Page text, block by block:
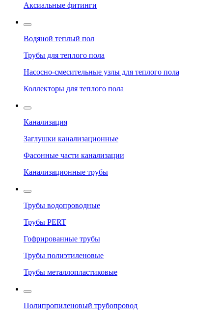
Аксиальные фитинги
Водяной теплый пол
Трубы для теплого пола
Насосно-смесительные узлы для теплого пола
Коллекторы для теплого пола
Канализация
Заглушки канализационные
Фасонные части канализации
Канализационные трубы
Трубы водопроводные
Трубы PERT
Гофрированные трубы
Трубы полиэтиленовые
Трубы металлопластиковые
Полипропиленовый трубопровод